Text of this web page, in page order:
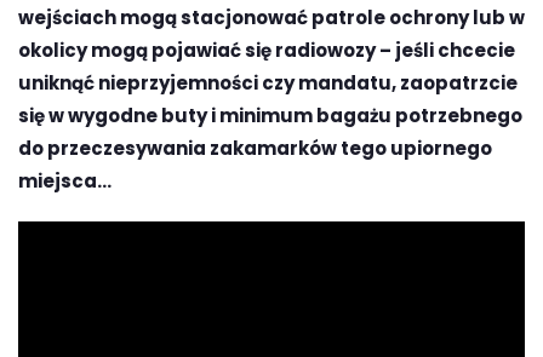
wejściach mogą stacjonować patrole ochrony lub w
okolicy mogą pojawiać się radiowozy – jeśli chcecie
uniknąć nieprzyjemności czy mandatu, zaopatrzcie
się w wygodne buty i minimum bagażu potrzebnego
do przeczesywania zakamarków tego upiornego
miejsca…